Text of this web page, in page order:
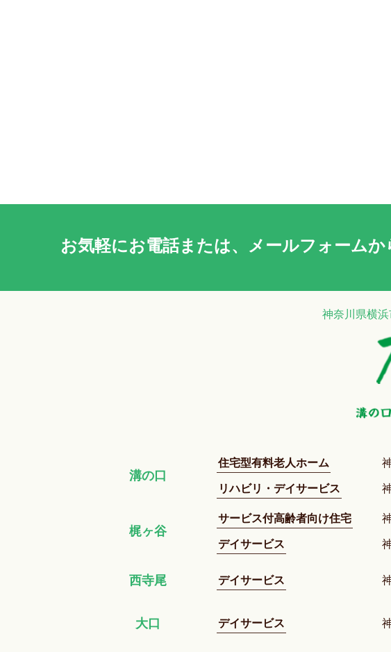
お気軽にお電話または、 メールフォームか
神奈川県横
溝の口
住宅型有料老人ホーム
リハビリ・デイサービス
梶ヶ谷
サービス付高齢者向け住宅
デイサービス
西寺尾 デイサービス
大口 デイサービス